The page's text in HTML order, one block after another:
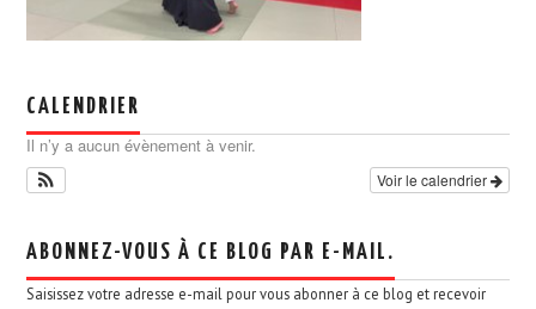
CALENDRIER
Il n’y a aucun évènement à venir.
Voir le calendrier
ABONNEZ-VOUS À CE BLOG PAR E-MAIL.
Saisissez votre adresse e-mail pour vous abonner à ce blog et recevoir